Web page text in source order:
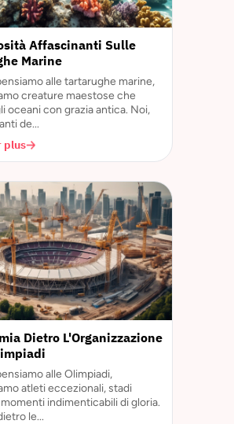
Affascinanti Sulle
Marine
alle tartarughe marine,
creature maestose che
oceani con grazia antica. Noi,
de...
plus
Dietro L'Organizzazione
alle Olimpiadi,
atleti eccezionali, stadi
indimenticabili di gloria.
le...